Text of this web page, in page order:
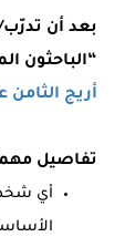
“الباحثون
أريج الثامن
تفاصيل